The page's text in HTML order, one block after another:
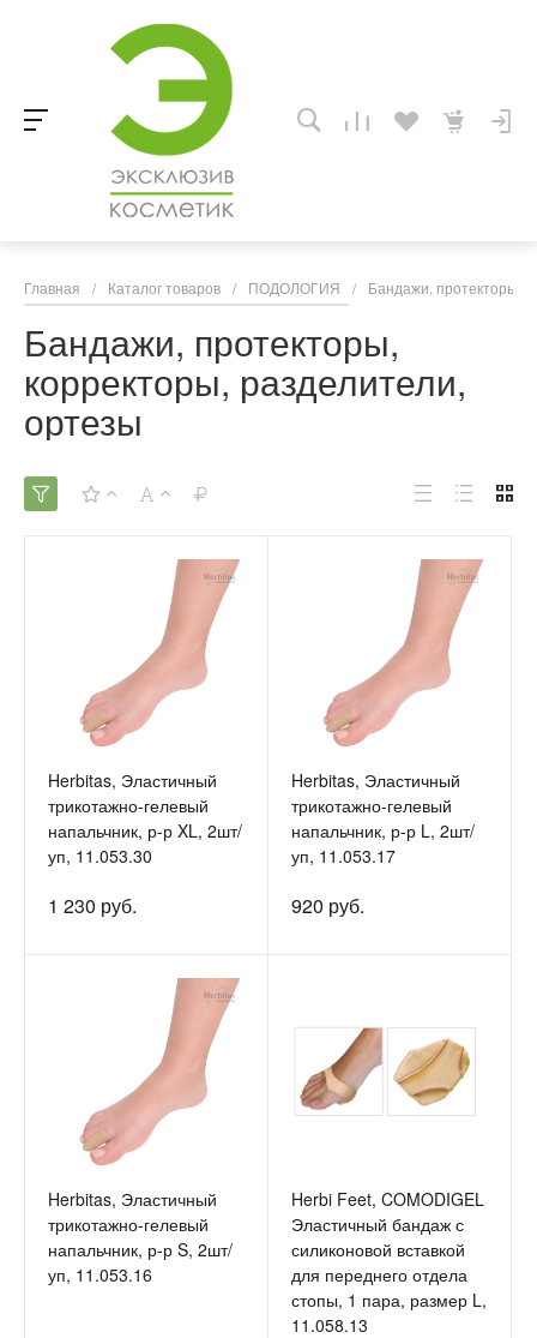
Главная / Каталог товаров / ПОДОЛОГИЯ / Бандажи, протекторы,
Бандажи, протекторы,
корректоры, разделители,
ортезы
Herbitas, Эластичный
трикотажно-гелевый
напальчник, р-р XL, 2шт/
уп, 11.053.30
1 230 руб.
Herbitas, Эластичный
трикотажно-гелевый
напальчник, р-р L, 2шт/
уп, 11.053.17
920 руб.
Herbitas, Эластичный
трикотажно-гелевый
напальчник, р-р S, 2шт/
уп, 11.053.16
Herbi Feet, COMODIGEL
Эластичный бандаж с
силиконовой вставкой
для переднего отдела
стопы, 1 пара, размер L,
11.058.13